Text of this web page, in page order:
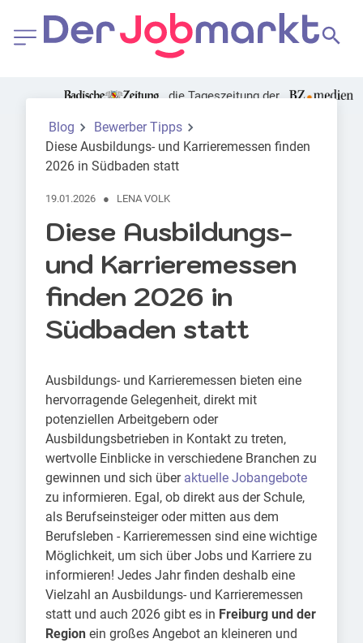
die Tageszeitung der
Badischer Verlag | Alice Roser
Blog
Bewerber Tipps
Diese Ausbildungs- und Karrieremessen finden
2026 in Südbaden statt
19.01.2026 ● LENA VOLK
Diese Ausbildungs-
und Karrieremessen
finden 2026 in
Südbaden statt
Ausbildungs- und Karrieremessen bieten eine
hervorragende Gelegenheit, direkt mit
potenziellen Arbeitgebern oder
Ausbildungsbetrieben in Kontakt zu treten,
wertvolle Einblicke in verschiedene Branchen zu
gewinnen und sich über aktuelle Jobangebote
zu informieren. Egal, ob direkt aus der Schule,
als Berufseinsteiger oder mitten aus dem
Berufsleben - Karrieremessen sind eine wichtige
Möglichkeit, um sich über Jobs und Karriere zu
informieren! Jedes Jahr finden deshalb eine
Vielzahl an Ausbildungs- und Karrieremessen
statt und auch 2026 gibt es in Freiburg und der
Region ein großes Angebot an kleineren und